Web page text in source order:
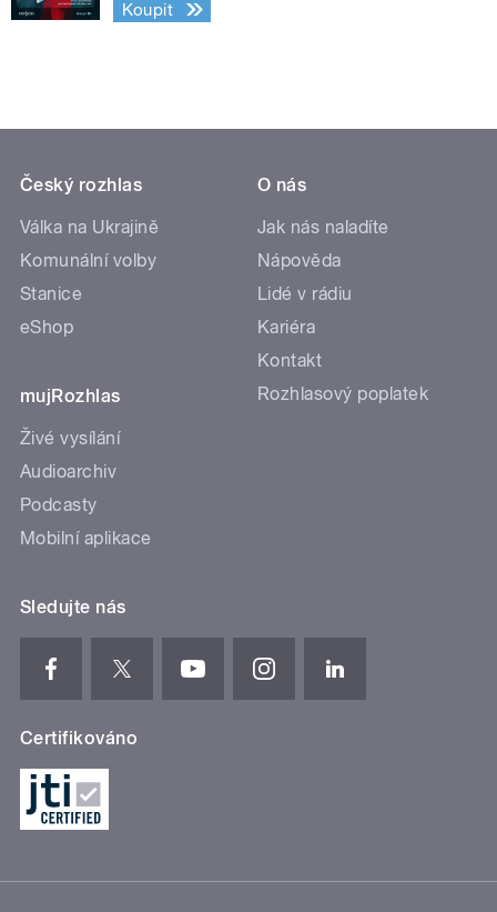
Koupit
Český rozhlas
Válka na Ukrajině
Komunální volby
Stanice
eShop
mujRozhlas
Živé vysílání
Audioarchiv
Podcasty
Mobilní aplikace
O nás
Jak nás naladíte
Nápověda
Lidé v rádiu
Kariéra
Kontakt
Rozhlasový poplatek
Sledujte nás
Certifikováno